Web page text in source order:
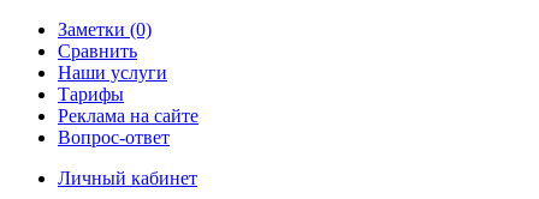
Заметки (0)
Сравнить
Наши услуги
Тарифы
Реклама на сайте
Вопрос-ответ
Личный кабинет